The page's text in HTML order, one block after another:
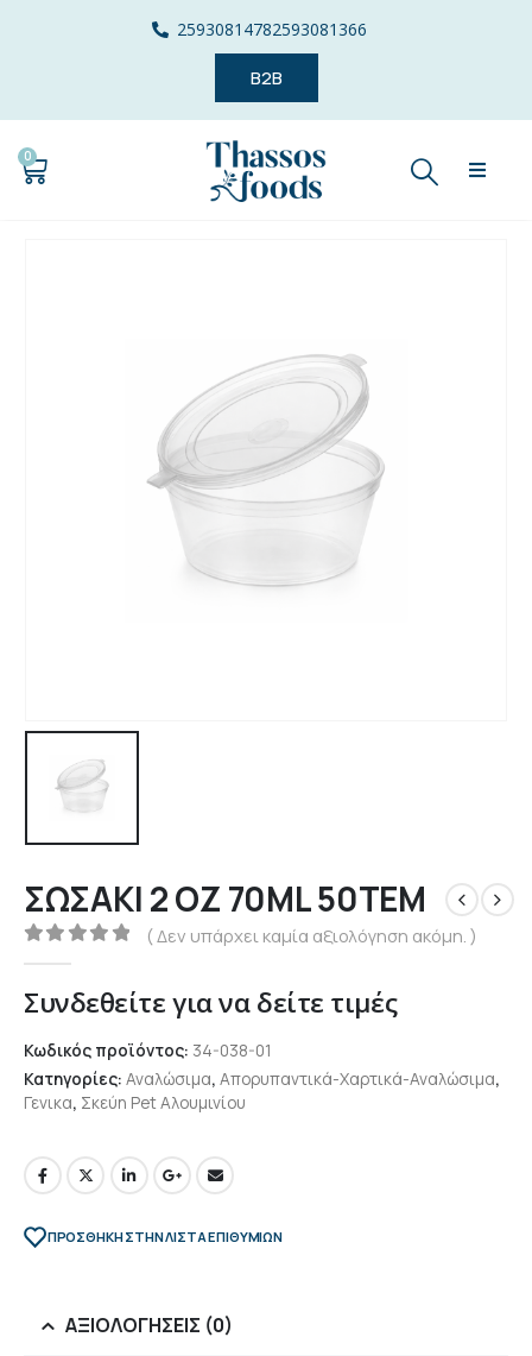
25930814782593081366
B2B
0
ΣΩΣΑΚΙ 2 ΟΖ 70ML 50ΤΕΜ
0out of 5
( Δεν υπάρχει καμία αξιολόγηση ακόμη. )
Συνδεθείτε για να δείτε τιμές
Κωδικός προϊόντος: 34-038-01
Κατηγορίες: Αναλώσιμα, Απορυπαντικά-Χαρτικά-Αναλώσιμα,
Γενικα, Σκεύη Pet Αλουμινίου
ΠΡΌΣΘΉΚΗ ΣΤΗΝ ΛΊΣΤΑ ΕΠΙΘΥΜΙΏΝ
ΑΞΙΟΛΟΓΉΣΕΙΣ (0)